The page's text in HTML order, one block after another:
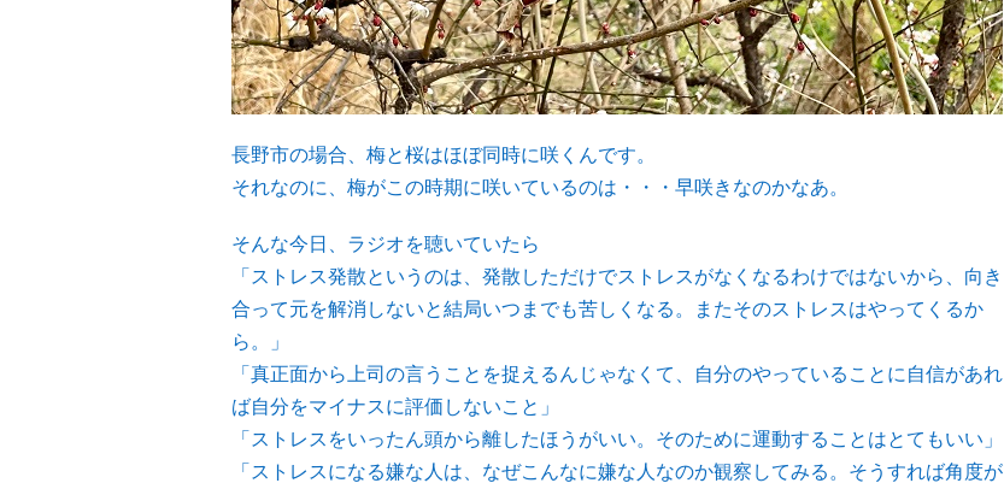
長野市の場合、梅と桜はほぼ同時に咲くんです。
それなのに、梅がこの時期に咲いているのは・・・早咲きなのかなあ。
そんな今日、ラジオを聴いていたら
「ストレス発散というのは、発散しただけでストレスがなくなるわけではないから、向き
合って元を解消しないと結局いつまでも苦しくなる。またそのストレスはやってくるか
ら。」
「真正面から上司の言うことを捉えるんじゃなくて、自分のやっていることに自信があれ
ば自分をマイナスに評価しないこと」
「ストレスをいったん頭から離したほうがいい。そのために運動することはとてもいい」
「ストレスになる嫌な人は、なぜこんなに嫌な人なのか観察してみる。そうすれば角度が